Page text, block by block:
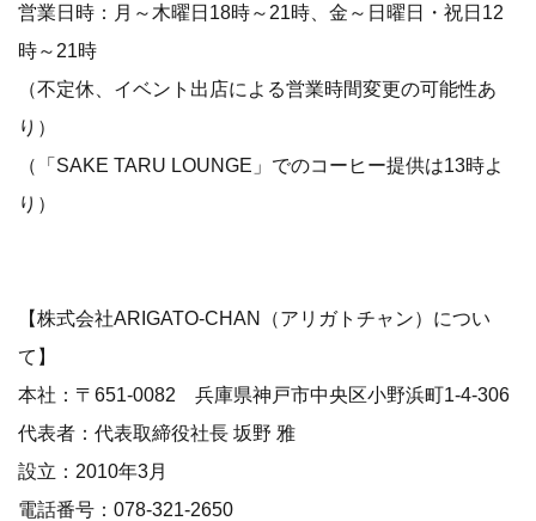
営業日時：月～木曜日18時～21時、金～日曜日・祝日12
時～21時
（不定休、イベント出店による営業時間変更の可能性あ
り）
（「SAKE TARU LOUNGE」でのコーヒー提供は13時よ
り）
【株式会社ARIGATO-CHAN（アリガトチャン）につい
て】
本社：〒651-0082 兵庫県神戸市中央区小野浜町1-4-306
代表者：代表取締役社長 坂野 雅
設立：2010年3月
電話番号：078-321-2650